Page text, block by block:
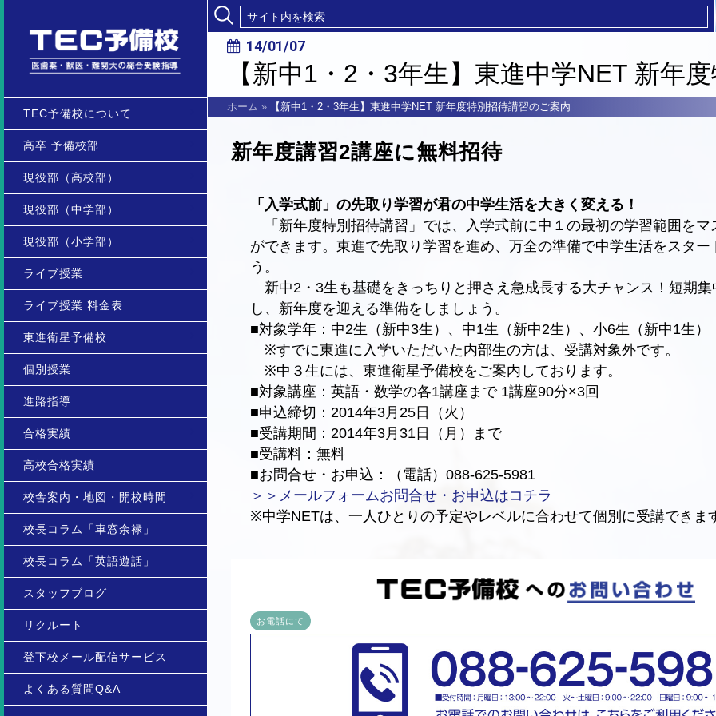
TEC予備校について
高卒 予備校部
現役部（高校部）
現役部（中学部）
現役部（小学部）
ライブ授業
ライブ授業 料金表
東進衛星予備校
個別授業
進路指導
合格実績
高校合格実績
校舎案内・地図・開校時間
校長コラム「車窓余禄」
校長コラム「英語遊話」
スタッフブログ
リクルート
登下校メール配信サービス
よくある質問Q&A
14/01/07
【新中1・2・3年生】東進中学NET 新年
ホーム » 【新中1・2・3年生】東進中学NET 新年度特別招待講習のご案内
新年度講習2講座に無料招待
「入学式前」の先取り学習が君の中学生活を大きく変える！
「新年度特別招待講習」では、入学式前に中１の最初の学習範囲をマ
ができます。東進で先取り学習を進め、万全の準備で中学生活をスター
う。
新中2・3生も基礎をきっちりと押さえ急成長する大チャンス！短期集
し、新年度を迎える準備をしましょう。
■対象学年：中2生（新中3生）、中1生（新中2生）、小6生（新中1生）
※すでに東進に入学いただいた内部生の方は、受講対象外です。
※中３生には、東進衛星予備校をご案内しております。
■対象講座：英語・数学の各1講座まで 1講座90分×3回
■申込締切：2014年3月25日（火）
■受講期間：2014年3月31日（月）まで
■受講料：無料
■お問合せ・お申込：（電話）088-625-5981
＞＞メールフォームお問合せ・お申込はコチラ
※中学NETは、一人ひとりの予定やレベルに合わせて個別に受講できま
お電話にて